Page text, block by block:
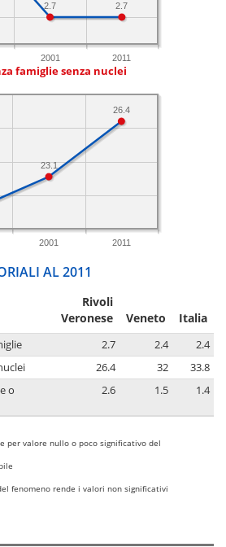
2001 2011
2.7
2.7
famiglie senza nuclei
2001 2011
26.4
23.1
AL 2011
Rivoli
Veronese
Veneto Italia
2.7 2.4
2.4
26.4 32
33.8
o
2.6 1.5 1.4
per valore nullo o poco significativo del
fenomeno rende i valori non significativi